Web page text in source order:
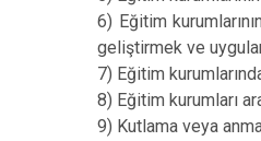
6) Eğitim
geliştirmek ve
7) Eğitim
8) Eğitim kurumları
9) Kutlama veya